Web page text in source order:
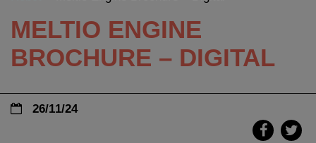
MELTIO ENGINE
BROCHURE – DIGITAL
26/11/24